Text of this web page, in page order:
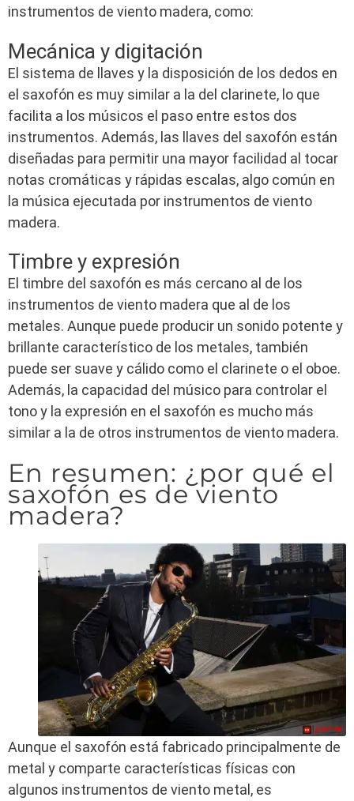
instrumentos de viento madera, como:
Mecánica y digitación
El sistema de llaves y la disposición de los dedos en
el saxofón es muy similar a la del clarinete, lo que
facilita a los músicos el paso entre estos dos
instrumentos. Además, las llaves del saxofón están
diseñadas para permitir una mayor facilidad al tocar
notas cromáticas y rápidas escalas, algo común en
la música ejecutada por instrumentos de viento
madera.
Timbre y expresión
El timbre del saxofón es más cercano al de los
instrumentos de viento madera que al de los
metales. Aunque puede producir un sonido potente y
brillante característico de los metales, también
puede ser suave y cálido como el clarinete o el oboe.
Además, la capacidad del músico para controlar el
tono y la expresión en el saxofón es mucho más
similar a la de otros instrumentos de viento madera.
En resumen: ¿por qué el
saxofón es de viento
madera?
Aunque el saxofón está fabricado principalmente de
metal y comparte características físicas con
algunos instrumentos de viento metal, es